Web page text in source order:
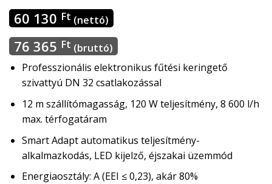
60 130 Ft (nettó)
76 365 Ft (bruttó)
Professzionális elektronikus fűtési keringető
szivattyú DN 32 csatlakozással
12 m szállítómagasság, 120 W teljesítmény, 8 600 l/h
max. térfogatáram
Smart Adapt automatikus teljesítmény-
alkalmazkodás, LED kijelző, éjszakai üzemmód
Energiaosztály: A (EEI ≤ 0,23), akár 80%